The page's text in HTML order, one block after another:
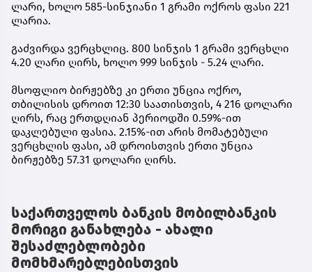
ლარი, ხოლო 585-სინჯიანი 1 გრამი ოქროს ფასი 221
ლარია.
გაძვირდა ვერცხლიც. 800 სინჯის 1 გრამი ვერცხლი
4.20 ლარი ღირს, ხოლო 999 სინჯის - 5.24 ლარი.
მსოფლიო ბირჟებზე კი ერთი უნცია ოქრო,
თბილისის დროით 12:30 საათისთვის, 4 216 დოლარი
ღირს, რაც ერთდღიან პერიოდში 0.59%-ით
დაკლებული ფასია. 2.15%-ით არის მომატებული
ვერცხლის ფასი, ამ დროისთვის ერთი უნცია
ბირჟებზე 57.31 დოლარი ღირს.
საქართველოს ბანკის მობილბანკის
მორიგი განახლება - ახალი
შესაძლებლობები
მომხმარებლებისთვის